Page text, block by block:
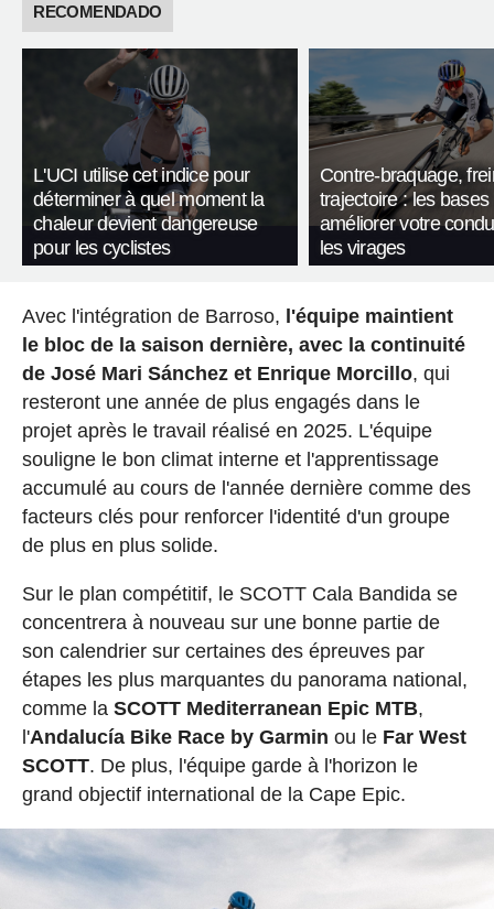
RECOMENDADO
L'UCI utilise cet indice pour
déterminer à quel moment la
chaleur devient dangereuse
pour les cyclistes
Contre-braquage,
trajectoire : les bases
améliorer votre
les virages
Avec l'intégration de Barroso, l'équipe maintient
le bloc de la saison dernière, avec la continuité
de José Mari Sánchez et Enrique Morcillo, qui
resteront une année de plus engagés dans le
projet après le travail réalisé en 2025. L'équipe
souligne le bon climat interne et l'apprentissage
accumulé au cours de l'année dernière comme des
facteurs clés pour renforcer l'identité d'un groupe
de plus en plus solide.
Sur le plan compétitif, le SCOTT Cala Bandida se
concentrera à nouveau sur une bonne partie de
son calendrier sur certaines des épreuves par
étapes les plus marquantes du panorama national,
comme la SCOTT Mediterranean Epic MTB,
l'Andalucía Bike Race by Garmin ou le Far West
SCOTT. De plus, l'équipe garde à l'horizon le
grand objectif international de la Cape Epic.